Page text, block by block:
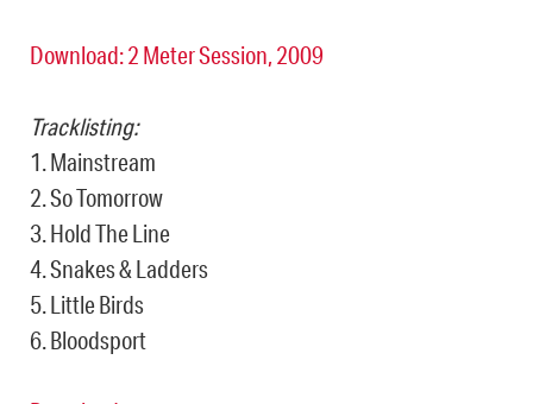
Download: 2 Meter Session, 2009
Tracklisting:
1. Mainstream
2. So Tomorrow
3. Hold The Line
4. Snakes & Ladders
5. Little Birds
6. Bloodsport